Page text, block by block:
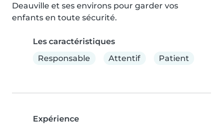
Deauville et ses environs pour garder vos
enfants en toute sécurité.
Les caractéristiques
Responsable
Attentif Patient
Expérience